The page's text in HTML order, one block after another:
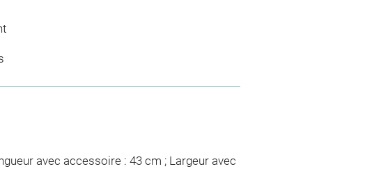
avec accessoire : 43 cm ; Largeur avec